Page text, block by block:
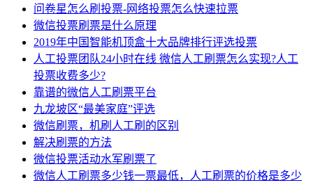
问卷星怎么刷投票-网络投票怎么快速拉票
微信投票刷票是什么原理
2019年中国智能机顶盒十大品牌排行评选投票
人工投票团队24小时在线 微信人工刷票怎么实现?人工
投票收费多少?
靠谱的微信人工刷票平台
九龙坡区“最美家庭”评选
微信刷票，机刷人工刷的区别
解决刷票的方法
微信投票活动水军刷票了
微信人工刷票多少钱一票最低，人工刷票的价格是多少